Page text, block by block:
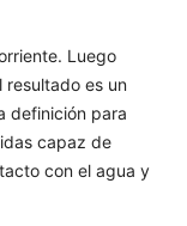
Luego
es un
definición para
capaz de
con el agua y